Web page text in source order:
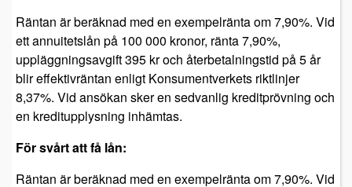
Räntan är beräknad med en exempelränta om 7,90%. Vid
ett annuitetslån på 100 000 kronor, ränta 7,90%,
uppläggningsavgift 395 kr och återbetalningstid på 5 år
blir effektivräntan enligt Konsumentverkets riktlinjer
8,37%. Vid ansökan sker en sedvanlig kreditprövning och
en kreditupplysning inhämtas.
För svårt att få lån:
Räntan är beräknad med en exempelränta om 7,90%. Vid